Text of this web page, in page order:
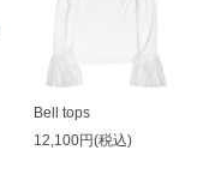
Bell tops
12,100円(税込)